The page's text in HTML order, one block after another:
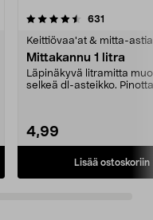
631
Keittiövaa'at & mitta-
Mittakannu 1 litra
Läpinäkyvä litramitta
selkeä dl-asteikko.
4,99
Lisää ostoskoriin
4.5 viidestä